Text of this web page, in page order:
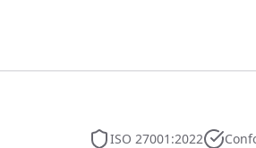
ISO 27001:2022